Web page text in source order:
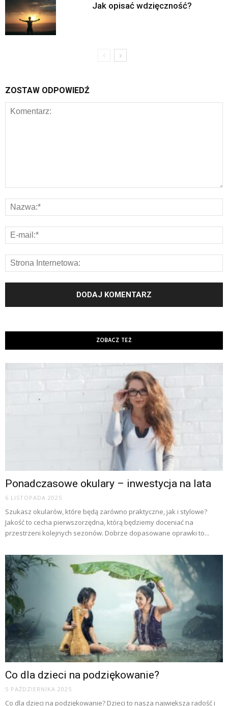
Jak opisać wdzięczność?
ZOSTAW ODPOWIEDŹ
ZOBACZ TEŻ
Ponadczasowe okulary – inwestycja na lata
6 LISTOPADA 2025
Szukasz okularów, które będą zarówno praktyczne, jak i stylowe?
Jakość to cecha pierwszorzędna, którą będziemy doceniać na
przestrzeni kolejnych sezonów. Dobrze dopasowane oprawki to...
Co dla dzieci na podziękowanie?
5 PAŹDZIERNIKA 2025
Co dla dzieci na podziękowanie? Dzieci to nasza największa radość i